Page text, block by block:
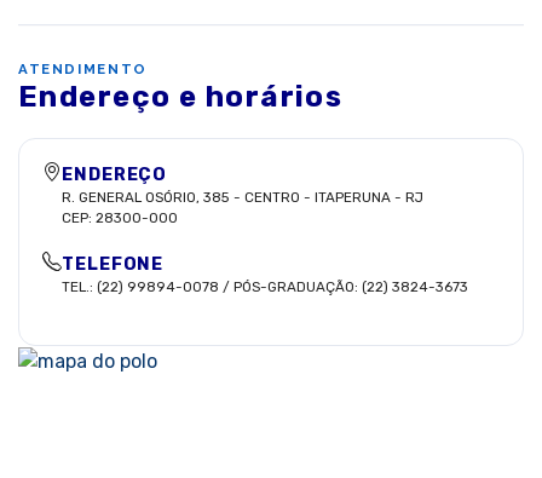
ATENDIMENTO
Endereço e horários
ENDEREÇO
R. GENERAL OSÓRIO, 385 -CENTRO-ITAPERUNA-RJ
CEP:28300-000
TELEFONE
TEL.: (22) 99894-0078 / PÓS-GRADUAÇÃO: (22) 3824-3673